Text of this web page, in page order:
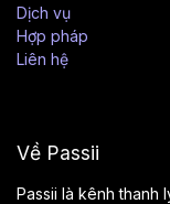
Dịch vụ
Hợp pháp
Liên hệ
Về Passii
Passii là kênh thanh